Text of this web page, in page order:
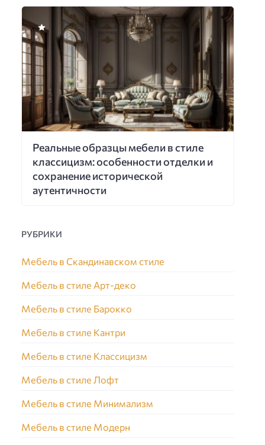
Реальные образцы мебели в стиле
классицизм: особенности отделки и
сохранение исторической
аутентичности
РУБРИКИ
Мебель в Скандинавском стиле
Мебель в стиле Арт-деко
Мебель в стиле Барокко
Мебель в стиле Кантри
Мебель в стиле Классицизм
Мебель в стиле Лофт
Мебель в стиле Минимализм
Мебель в стиле Модерн